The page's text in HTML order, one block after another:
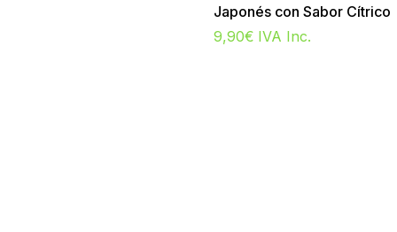
Japonés con Sabor Cítrico
9,90€ IVA Inc.